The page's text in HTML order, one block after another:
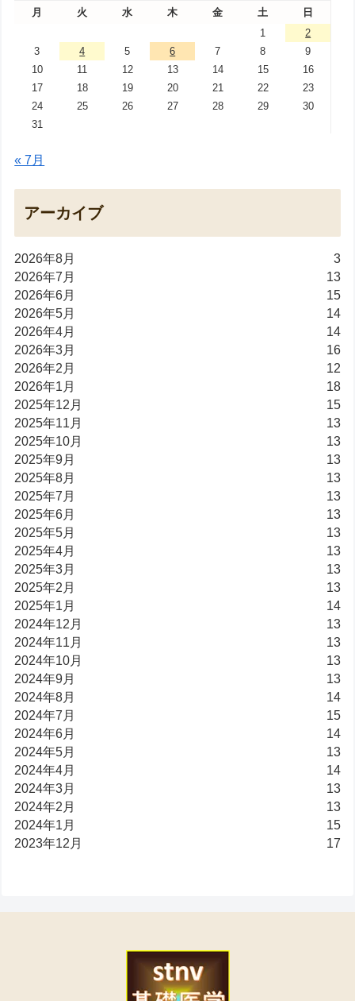
月 火 水 木 金 土
日
1
2
3
4 5 6 7 8
9
10
11 12 13 14 15
16
17
18 19 20 21 22
23
24
25 26 27 28 29
30
31
« 7月
アーカイブ
2026年8月
3
2026年7月
13
2026年6月
15
2026年5月
14
2026年4月
14
2026年3月
16
2026年2月
12
2026年1月
18
2025年12月
15
2025年11月
13
2025年10月
13
2025年9月
13
2025年8月
13
2025年7月
13
2025年6月
13
2025年5月
13
2025年4月
13
2025年3月
13
2025年2月
13
2025年1月
14
2024年12月
13
2024年11月
13
2024年10月
13
2024年9月
13
2024年8月
14
2024年7月
15
2024年6月
14
2024年5月
13
2024年4月
14
2024年3月
13
2024年2月
13
2024年1月
15
2023年12月
17